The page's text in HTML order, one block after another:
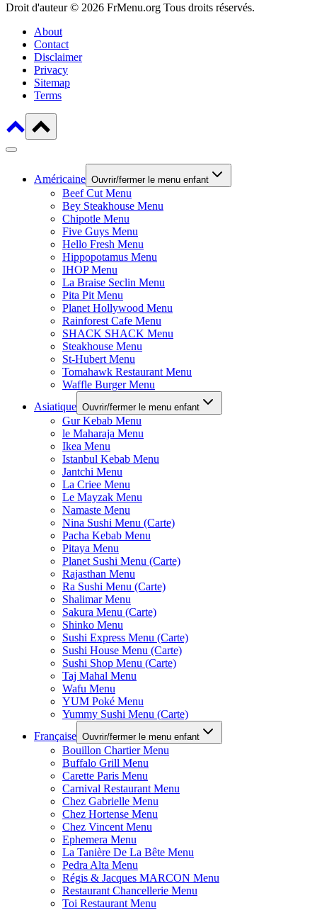
Droit d'auteur © 2026 FrMenu.org Tous droits réservés.
About
Contact
Disclaimer
Privacy
Sitemap
Terms
Américaine Ouvrir/fermer le menu enfant
Beef Cut Menu
Bey Steakhouse Menu
Chipotle Menu
Five Guys Menu
Hello Fresh Menu
Hippopotamus Menu
IHOP Menu
La Braise Seclin Menu
Pita Pit Menu
Planet Hollywood Menu
Rainforest Cafe Menu
SHACK SHACK Menu
Steakhouse Menu
St-Hubert Menu
Tomahawk Restaurant Menu
Waffle Burger Menu
Asiatique Ouvrir/fermer le menu enfant
Gur Kebab Menu
le Maharaja Menu
Ikea Menu
Istanbul Kebab Menu
Jantchi Menu
La Criee Menu
Le Mayzak Menu
Namaste Menu
Nina Sushi Menu (Carte)
Pacha Kebab Menu
Pitaya Menu
Planet Sushi Menu (Carte)
Rajasthan Menu
Ra Sushi Menu (Carte)
Shalimar Menu
Sakura Menu (Carte)
Shinko Menu
Sushi Express Menu (Carte)
Sushi House Menu (Carte)
Sushi Shop Menu (Carte)
Taj Mahal Menu
Wafu Menu
YUM Poké Menu
Yummy Sushi Menu (Carte)
Française Ouvrir/fermer le menu enfant
Bouillon Chartier Menu
Buffalo Grill Menu
Carette Paris Menu
Carnival Restaurant Menu
Chez Gabrielle Menu
Chez Hortense Menu
Chez Vincent Menu
Ephemera Menu
La Tanière De La Bête Menu
Pedra Alta Menu
Régis & Jacques MARCON Menu
Restaurant Chancellerie Menu
Toi Restaurant Menu